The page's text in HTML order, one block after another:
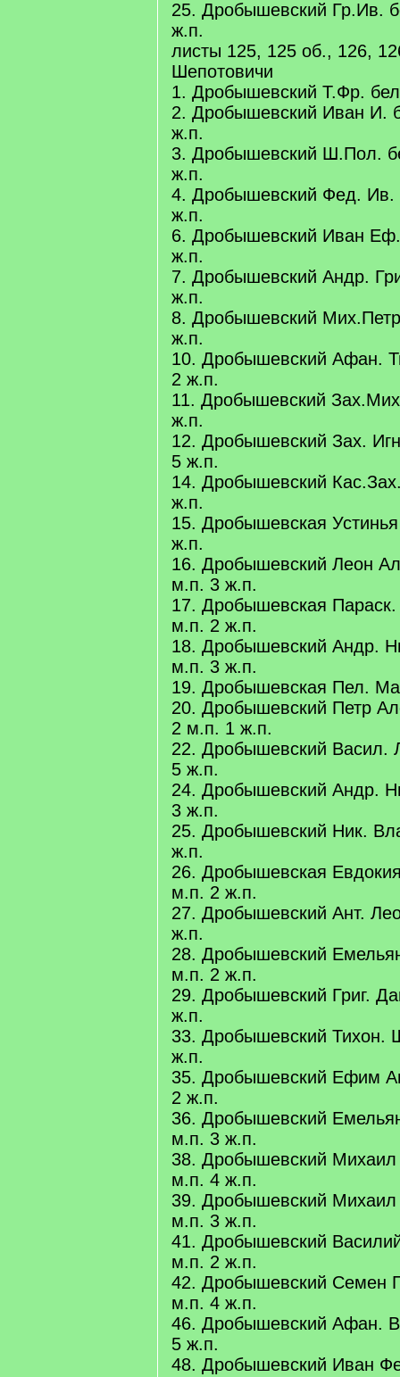
25. Дробышевский Гр.Ив.
ж.п.
листы 125, 125 об., 126,
Шепотовичи
1. Дробышевский Т.Фр.
2. Дробышевский Иван И.
ж.п.
3. Дробышевский Ш.Пол.
ж.п.
4. Дробышевский Фед. Ив.
ж.п.
6. Дробышевский Иван
ж.п.
7. Дробышевский Андр.
ж.п.
8. Дробышевский
ж.п.
10. Дробышевский Афан.
2 ж.п.
11. Дробышевский
ж.п.
12. Дробышевский Зах.
5 ж.п.
14. Дробышевский
ж.п.
15. Дробышевская
ж.п.
16. Дробышевский Леон
м.п. 3 ж.п.
17. Дробышевская
м.п. 2 ж.п.
18. Дробышевский Андр.
м.п. 3 ж.п.
19. Дробышевская Пел.
20. Дробышевский Петр
2 м.п. 1 ж.п.
22. Дробышевский Васил.
5 ж.п.
24. Дробышевский Андр.
3 ж.п.
25. Дробышевский Ник.
ж.п.
26. Дробышевская
м.п. 2 ж.п.
27. Дробышевский Ант.
ж.п.
28. Дробышевский
м.п. 2 ж.п.
29. Дробышевский Григ.
ж.п.
33. Дробышевский Тихон.
ж.п.
35. Дробышевский Ефим
2 ж.п.
36. Дробышевский
м.п. 3 ж.п.
38. Дробышевский Михаил
м.п. 4 ж.п.
39. Дробышевский Михаил
м.п. 3 ж.п.
41. Дробышевский
м.п. 2 ж.п.
42. Дробышевский Семен
м.п. 4 ж.п.
46. Дробышевский Афан.
5 ж.п.
48. Дробышевский Иван